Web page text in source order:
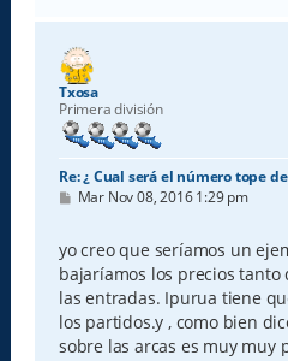
Txosa
Primera división
Re: ¿ Cual será el número tope
M
s
a
j
e
Mar Nov 08, 2016 1:29 pm
yo creo que seríamos un
bajaríamos los precios tanto
las entradas. Ipurua tiene
los partidos.y , como bien
sobre las arcas es muy muy